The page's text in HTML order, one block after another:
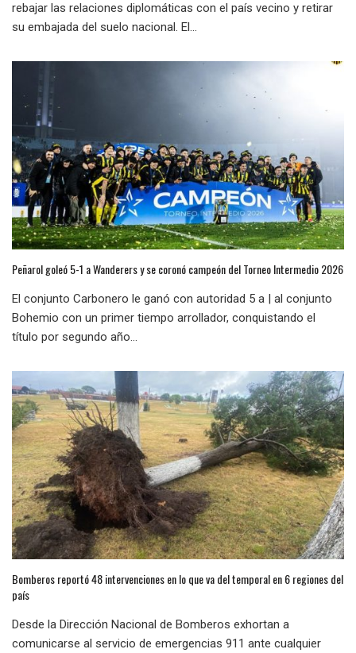
rebajar las relaciones diplomáticas con el país vecino y retirar
su embajada del suelo nacional. El...
Peñarol goleó 5-1 a Wanderers y se coronó campeón del Torneo Intermedio 2026
El conjunto Carbonero le ganó con autoridad 5 a | al conjunto
Bohemio con un primer tiempo arrollador, conquistando el
título por segundo año...
Bomberos reportó 48 intervenciones en lo que va del temporal en 6 regiones del
país
Desde la Dirección Nacional de Bomberos exhortan a
comunicarse al servicio de emergencias 911 ante cualquier